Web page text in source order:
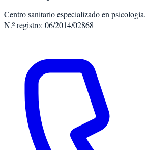
Centro sanitario especializado en psicología.
N.º registro: 06/2014/02868